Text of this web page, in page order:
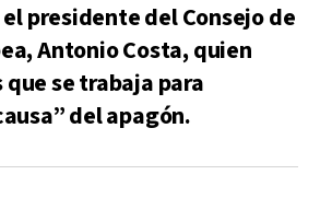
presidente del Consejo de
Antonio Costa, quien
se trabaja para
del apagón.